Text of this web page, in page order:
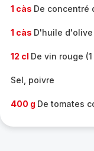
1 càs De concentré
1 càs D'huile d'olive
12 cl De vin rouge
Sel, poivre
400 g De tomates